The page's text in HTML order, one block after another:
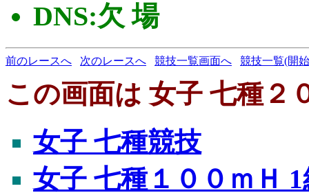
DNS:欠 場
前のレースへ 次のレースへ 競技一覧画面へ 競技一覧(開
この画面は 女子 七種２
女子 七種競技
女子 七種１００ｍＨ 1